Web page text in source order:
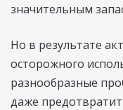
значительным
Но в результате
осторожного
разнообразные
даже